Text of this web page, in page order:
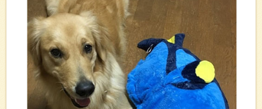
【シーちゃんのエンタメ日
クサー最新作？！vol.⑫